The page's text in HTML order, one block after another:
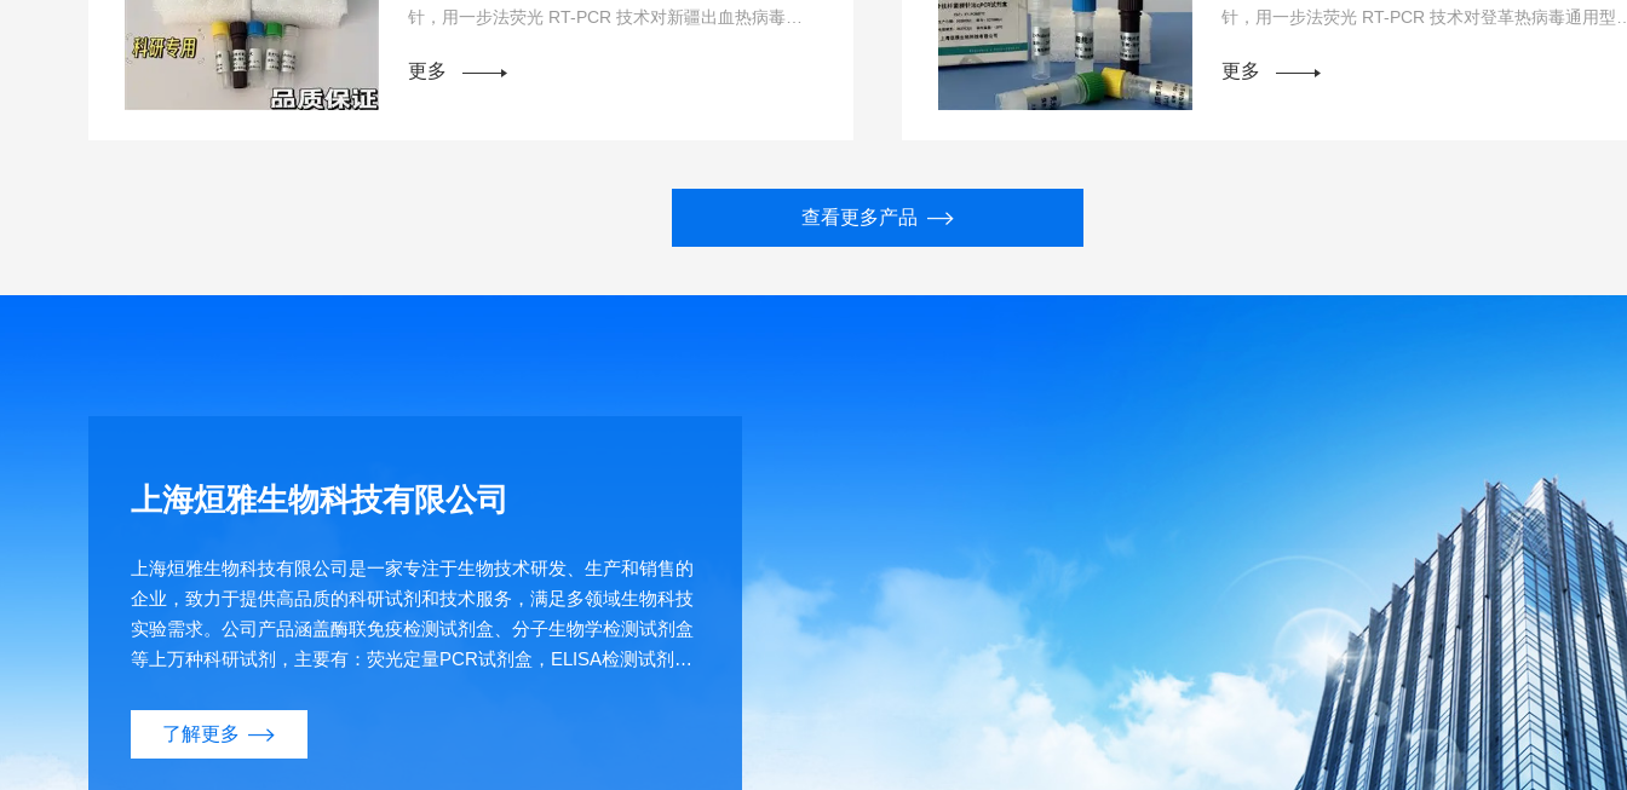
针，用一步法荧光 RT-PCR 技术对新疆出血热病毒
更多
针，用一步法荧光 RT-PCR 技术对登革热病毒通用型
更多
查看更多产品
上海烜雅生物科技有限公司
上海烜雅生物科技有限公司是一家专注于生物技术研发、生产和销售的
企业，致力于提供高品质的科研试剂和技术服务，满足多领域生物科技
实验需求。公司产品涵盖酶联免疫检测试剂盒、分子生物学检测试剂盒
等上万种科研试剂，主要有：荧光定量PCR试剂盒，ELISA检测试剂
了解更多